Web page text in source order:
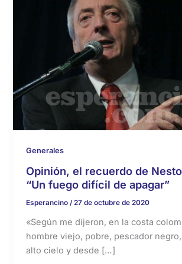
Generales
Opinión, el recuerdo de
“Un fuego difícil de apagar”
Esperancino /27 de octubre de 2020
«Según me dijeron, en la costa
hombre viejo, pobre, pescador
alto cielo y desde […]